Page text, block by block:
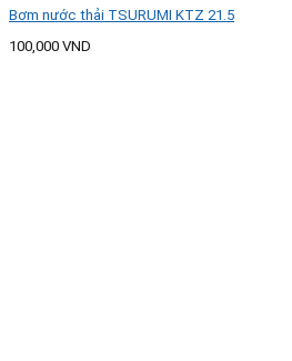
Bơm nước thải TSURUMI KTZ 21.5
100,000 VND